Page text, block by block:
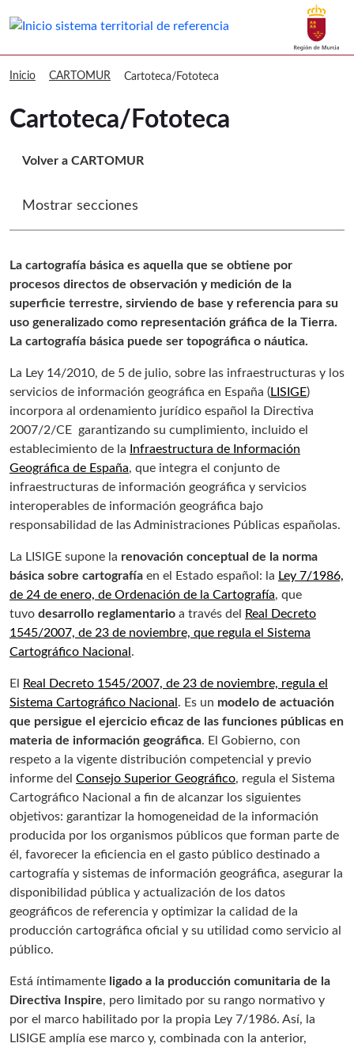
sitmurcia Cartoteca/FototecaBuscar
Inicio CARTOMUR Cartoteca/Fototeca
Cartoteca/Fototeca
Volver a CARTOMUR
Mostrar secciones
La cartografía básica es aquella que se obtiene por
procesos directos de observación y medición de la
superficie terrestre, sirviendo de base y referencia para su
uso generalizado como representación gráfica de la Tierra.
La cartografía básica puede ser topográfica o náutica.
La Ley 14/2010, de 5 de julio, sobre las infraestructuras y los
servicios de información geográfica en España (LISIGE)
incorpora al ordenamiento jurídico español la Directiva
2007/2/CE garantizando su cumplimiento, incluido el
establecimiento de la
Infraestructura de Información
Geográfica de España, que integra el conjunto de
infraestructuras de información geográfica y servicios
interoperables de información geográfica bajo
responsabilidad de las Administraciones Públicas españolas.
La LISIGE supone la renovación conceptual de la norma
básica sobre cartografía en el Estado español: la Ley 7/1986,
de 24 de enero, de Ordenación de la Cartografía, que
tuvo desarrollo reglamentario a través del
Real Decreto
1545/2007, de 23 de noviembre, que regula el Sistema
Cartográfico Nacional .
El
Real Decreto 1545/2007, de 23 de noviembre, regula el
Sistema Cartográfico Nacional . Es un modelo de actuación
que persigue el ejercicio eficaz de las funciones públicas en
materia de información geográfica. El Gobierno, con
respeto a la vigente distribución competencial y previo
informe del Consejo Superior Geográfico, regula el Sistema
Cartográfico Nacional a fin de alcanzar los siguientes
objetivos: garantizar la homogeneidad de la información
producida por los organismos públicos que forman parte de
él, favorecer la eficiencia en el gasto público destinado a
cartografía y sistemas de información geográfica, asegurar la
disponibilidad pública y actualización de los datos
geográficos de referencia y optimizar la calidad de la
producción cartográfica oficial y su utilidad como servicio al
público.
Está íntimamente ligado a la producción comunitaria de la
Directiva Inspire, pero limitado por su rango normativo y
por el marco habilitado por la propia Ley 7/1986. Así, la
LISIGE amplía ese marco y, combinada con la anterior,